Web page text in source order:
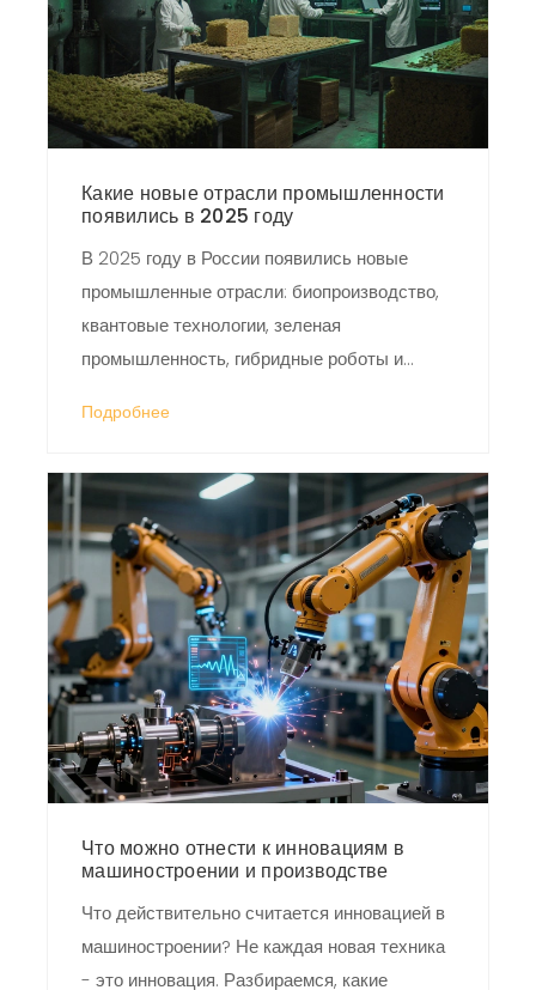
Какие новые отрасли промышленности
появились в 2025 году
В 2025 году в России появились новые
промышленные отрасли: биопроизводство,
квантовые технологии, зеленая
промышленность, гибридные роботы и
делают материалы, управляют процессами
Подробнее
Что можно отнести к инновациям в
машиностроении и производстве
Что действительно считается инновацией в
машиностроении? Не каждая новая техника
- это инновация. Разбираемся, какие